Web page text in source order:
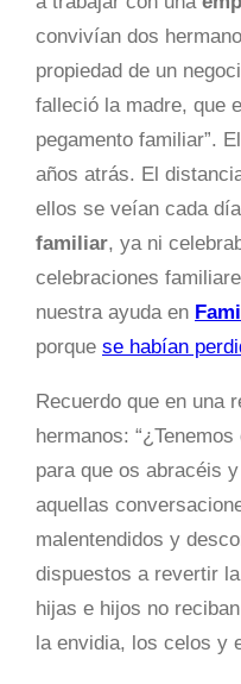
convivían dos
propiedad de un
falleció la madre, que
pegamento familiar”.
años atrás. El
ellos se veían cada
familiar, ya ni
celebraciones
nuestra ayuda en
porque se habían
Recuerdo que en una
hermanos:
para que os abracéis
aquellas
malentendidos y
dispuestos a revertir
hijas e hijos no
la envidia, los celos y